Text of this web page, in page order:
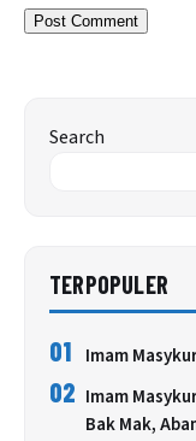
Search
TERPOPULER
01 Imam
02 Imam
Bak Mak,